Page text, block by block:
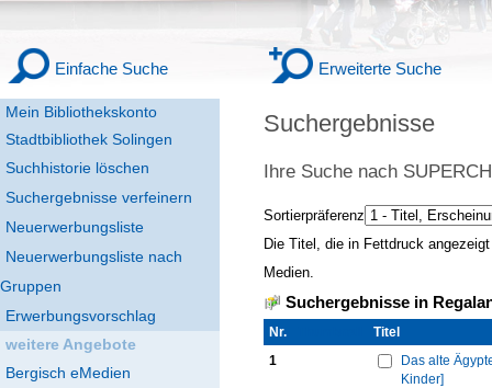
Mein Bibliothekskonto
Stadtbibliothek Solingen
Einfache Suche Erweiterte Suche
Suchhistorie löschen
Suchergebnisse verfeinern
Neuerwerbungsliste
Neuerwerbungsliste nach
Gruppen
Erwerbungsvorschlag
weitere Angebote
Bergisch eMedien
Suchergebnisse
Ihre Suche nach
Sortierpräferenz
Die Titel, die in Fettdruck
Medien.
Suchergebnisse in
Nr.
Titel
1
Das alte
Kinder]